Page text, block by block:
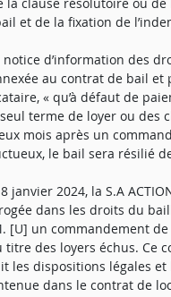
et de la fixation de
d’information des
au contrat de bail et
« qu’à défaut de
terme de loyer ou des
mois après un
le bail sera résilié
janvier 2024, la S.A
dans les droits du
[U] un commandement
titre des loyers échus. Ce
les dispositions légales et
dans le contrat de